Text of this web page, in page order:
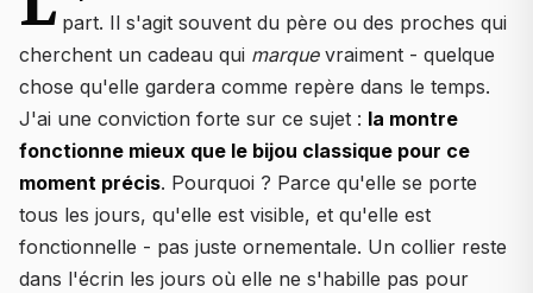
part. Il s'agit souvent du père ou des proches qui
cherchent un cadeau qui marquevraiment - quelque
chose qu'elle gardera comme repère dans le temps.
J'ai une conviction forte sur ce sujet : la montre
fonctionne mieux que le bijou classique pour ce
moment précis. Pourquoi ? Parce qu'elle se porte
tous les jours, qu'elle est visible, et qu'elle est
fonctionnelle - pas juste ornementale. Un collier reste
dans l'écrin les jours où elle ne s'habille pas pour